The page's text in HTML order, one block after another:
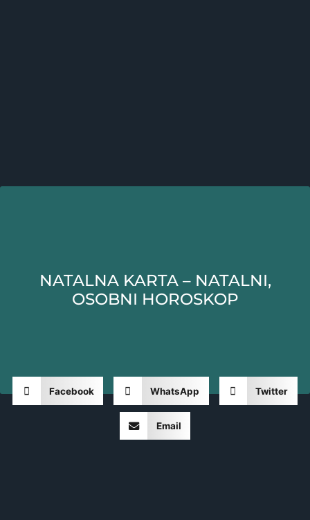
NATALNA KARTA – NATALNI,
OSOBNI HOROSKOP
Facebook WhatsApp Twitter
Email